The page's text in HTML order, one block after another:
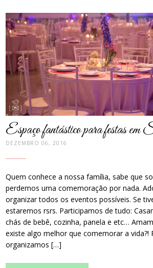
post
thumbnail
Espaço fantástico para festas
DEZEMBRO 06, 2016
Quem conhece a nossa família, sabe que
perdemos uma comemoração por nada.
organizar todos os eventos possíveis. Se
estaremos rsrs. Participamos de tudo:
chás de bebê, cozinha, panela e etc…
existe algo melhor que comemorar a vida?!
organizamos […]